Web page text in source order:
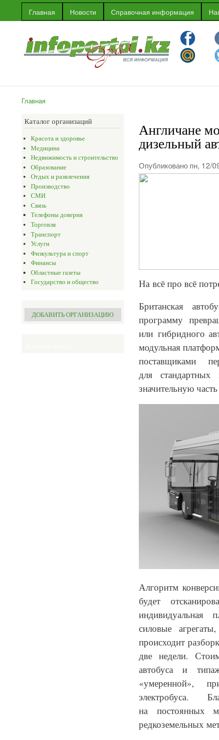
Главная Новости Справочная информация
Информационный
портал г.Уральска
об Уральске
и многое
другое
Главная
Каталог организаций
Красота и здоровье
Медицина
Недвижимость и строительство
Образование
Отдых и развлечения
Производство
СМИ
Связь
Телефоны доверия
Торговля
Транспорт
Услуги
Физкультура и спорт
Финансы
Областные газеты
Государство и общество
ДОБАВИТЬ ОРГАНИЗАЦИЮ
Англичане
дизельный
Опубликовано пн, 12/
На всё про всё
Британская
программу
или гибридного
модульная
поставщиками
для стандартных
значительную
Алгоритм
будет
индивидуальная
силовые
происходит
две недели.
автобуса и
«умеренной»,
электробуса.
на постоянных
редкоземельных